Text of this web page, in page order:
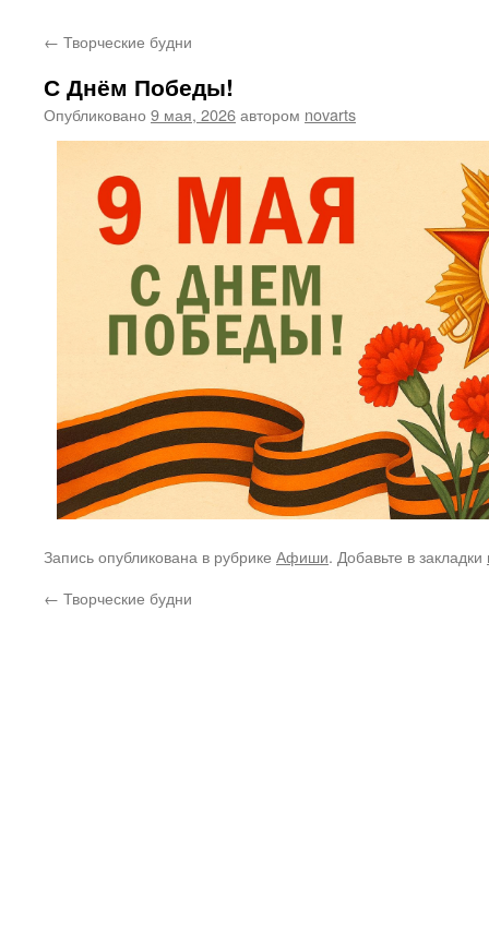
← Творческие будни
С Днём Победы!
Опубликовано 9 мая, 2026автором novarts
Запись опубликована в рубрике Афиши. Добавьте в закладки
← Творческие будни